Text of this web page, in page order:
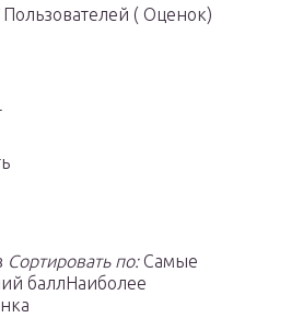
Пользователей ( Оценок)
Сортировать по:Самые
баллНаиболее